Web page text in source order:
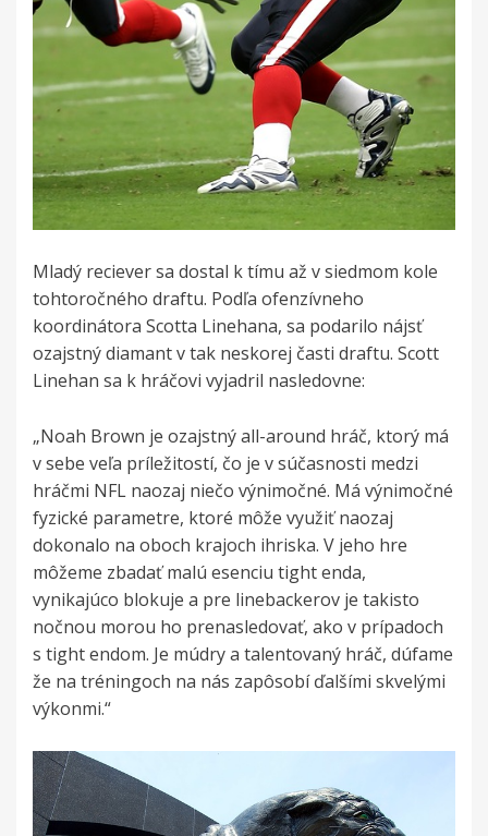
Mladý reciever sa dostal k tímu až v siedmom kole
tohtoročného draftu. Podľa ofenzívneho
koordinátora Scotta Linehana, sa podarilo nájsť
ozajstný diamant v tak neskorej časti draftu. Scott
Linehan sa k hráčovi vyjadril nasledovne:
„Noah Brown je ozajstný all-around hráč, ktorý má
v sebe veľa príležitostí, čo je v súčasnosti medzi
hráčmi NFL naozaj niečo výnimočné. Má výnimočné
fyzické parametre, ktoré môže využiť naozaj
dokonalo na oboch krajoch ihriska. V jeho hre
môžeme zbadať malú esenciu tight enda,
vynikajúco blokuje a pre linebackerov je takisto
nočnou morou ho prenasledovať, ako v prípadoch
s tight endom. Je múdry a talentovaný hráč, dúfame
že na tréningoch na nás zapôsobí ďalšími skvelými
výkonmi.“